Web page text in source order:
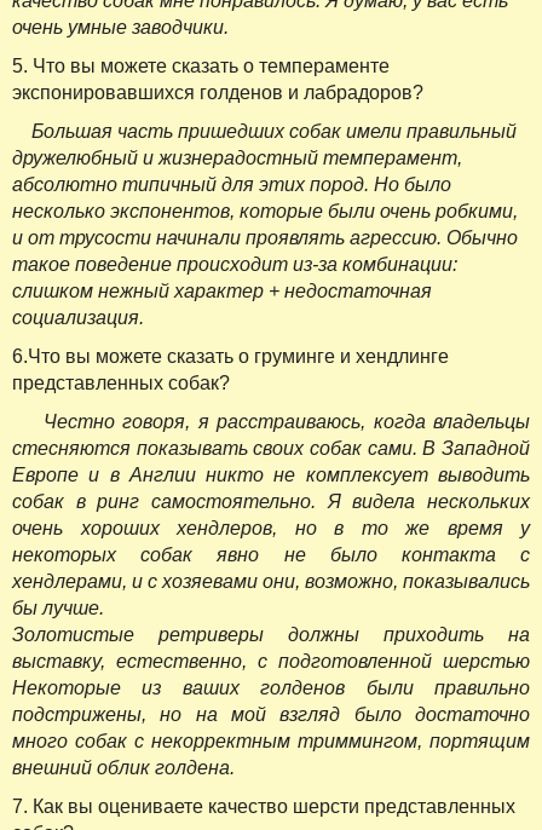
очень умные заводчики.
5. Что вы можете сказать о темпераменте
экспонировавшихся голденов и лабрадоров?
Большая часть пришедших собак имели правильный
дружелюбный и жизнерадостный темперамент,
абсолютно типичный для этих пород. Но было
несколько экспонентов, которые были очень робкими,
и от трусости начинали проявлять агрессию. Обычно
такое поведение происходит из-за комбинации:
слишком нежный характер + недостаточная
социализация.
6.Что вы можете сказать о груминге и хендлинге
представленных собак?
Честно говоря, я расстраиваюсь, когда владельцы
стесняются показывать своих собак сами. В Западной
Европе и в Англии никто не комплексует выводить
собак в ринг самостоятельно. Я видела нескольких
очень хороших хендлеров, но в то же время у
некоторых собак явно не было контакта с
хендлерами, и с хозяевами они, возможно, показывались
бы лучше.
Золотистые ретриверы должны приходить на
выставку, естественно, с подготовленной шерстью
Некоторые из ваших голденов были правильно
подстрижены, но на мой взгляд было достаточно
много собак с некорректным триммингом, портящим
внешний облик голдена.
7. Как вы оцениваете качество шерсти представленных